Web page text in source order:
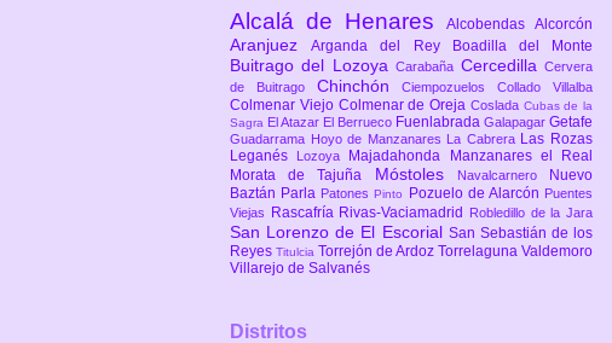
Alcalá de Henares Alcobendas Alcorcón
AranjuezArganda del Rey Boadilla del Monte
Buitrago del LozoyaCarabaña CercedillaCervera
de Buitrago ChinchónCiempozuelosCollado Villalba
Colmenar Viejo Colmenar de Oreja Coslada Cubas de la
Sagra El Atazar El Berrueco Fuenlabrada Galapagar Getafe
Guadarrama Hoyo de Manzanares La Cabrera Las Rozas
Leganés
Lozoya Majadahonda
Manzanares el Real
Morata de Tajuña Móstoles Navalcarnero
Nuevo
Baztán Parla PatonesPinto Pozuelo de Alarcón Puentes
Viejas
Rascafría Rivas-Vaciamadrid Robledillo de la Jara
San Lorenzo de El Escorial San Sebastián de los
Reyes Titulcia Torrejón de Ardoz Torrelaguna Valdemoro
Villarejo de Salvanés
Distritos